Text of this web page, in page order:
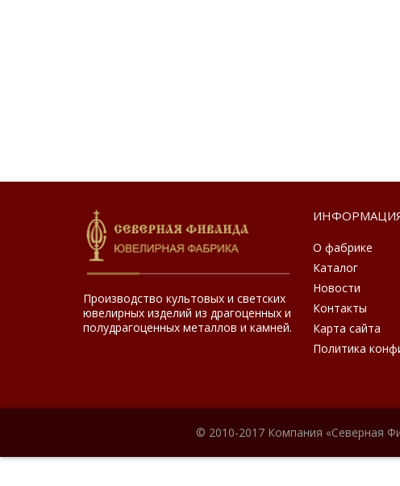
Производство культовых и светских
ювелирных изделий из драгоценных и
полудрагоценных металлов и камней.
О фабрике
Каталог
Новости
Контакты
Карта сайта
Политика
© 2010-2017 Компания «Северная